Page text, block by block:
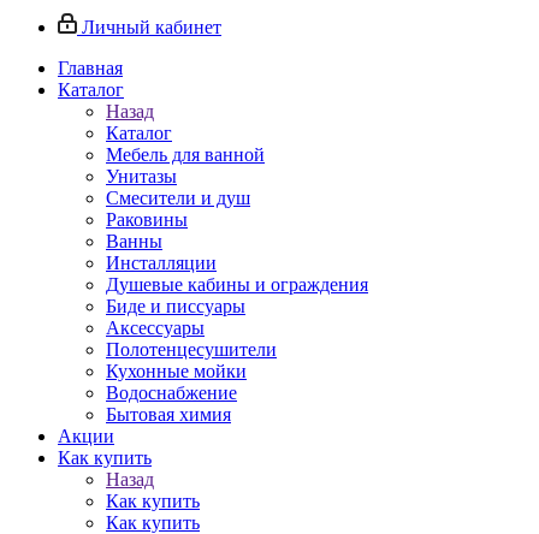
Личный кабинет
Главная
Каталог
Назад
Каталог
Мебель для ванной
Унитазы
Смесители и душ
Раковины
Ванны
Инсталляции
Душевые кабины и ограждения
Биде и писсуары
Аксессуары
Полотенцесушители
Кухонные мойки
Водоснабжение
Бытовая химия
Акции
Как купить
Назад
Как купить
Как купить